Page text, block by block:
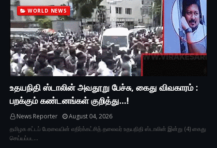
WORLD NEWS
உதயநிதி ஸ்டாலின் அவதூறு பேச்சு, கைது விவகாரம் :
பறக்கும் கண்டனங்கள் குறித்து...!
News Reporter
August 04, 2026
தமிழக சட்டப் பேரவையின் எதிர்க்கட்சித் தலைவர் உதயநிதி ஸ்டாலின் இன்று (4) கைது
செய்யப்பட…